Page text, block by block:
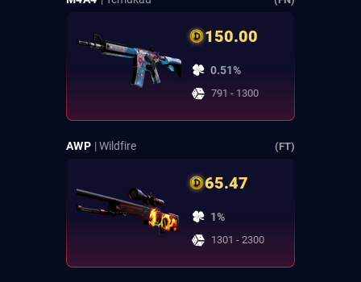
150.00
0.51%
791 - 1300
AWP | Wildfire (FT)
65.47
1%
1301 - 2300